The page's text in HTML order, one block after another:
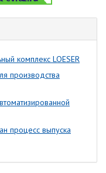
комплекс LOESER
производства
процесс выпуска